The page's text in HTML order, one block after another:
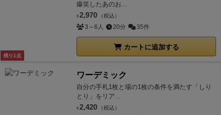
残り1点
爆笑したあのお...
¥ 2,970 （税込）
3～6人 20分 35件
カートに追加する
ワーデミック
自分の手札1枚と場の1枚の条件を満たす「しり
とり」をリア...
¥ 2,420 （税込）